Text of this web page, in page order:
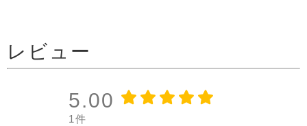
レビュー
5.00
1件